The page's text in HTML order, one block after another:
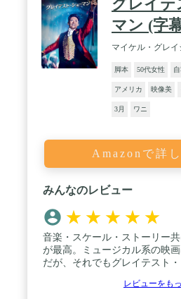
グレイテ
マン (字
マイケル・グレイ
脚本 50代女性
アメリカ 映像美
3月 ワニ
Amazonで詳
みんなのレビュー
★ ★ ★ ★ ★
音楽・スケール・ストーリー
が最高。ミュージカル系の映
だが、それでもグレイテスト
レビューをも